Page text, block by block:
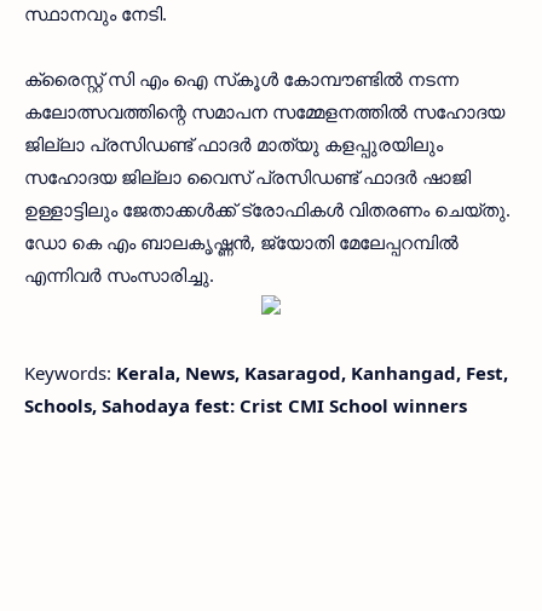
സ്ഥാനവും നേടി.
ക്രൈസ്റ്റ് സി എം ഐ സ്‌കൂള്‍ കോമ്പൗണ്ടില്‍ നടന്ന
കലോത്സവത്തിന്റെ സമാപന സമ്മേളനത്തില്‍ സഹോദയ
ജില്ലാ പ്രസിഡണ്ട് ഫാദര്‍ മാത്യു കളപ്പുരയിലും
സഹോദയ ജില്ലാ വൈസ് പ്രസിഡണ്ട് ഫാദര്‍ ഷാജി
ഉള്ളാട്ടിലും ജേതാക്കള്‍ക്ക് ട്രോഫികള്‍ വിതരണം ചെയ്തു.
ഡോ കെ എം ബാലകൃഷ്ണന്‍, ജ്യോതി മേലേപ്പറമ്പില്‍
എന്നിവര്‍ സംസാരിച്ചു.
Keywords: Kerala, News, Kasaragod, Kanhangad, Fest,
Schools, Sahodaya fest: Crist CMI School winners